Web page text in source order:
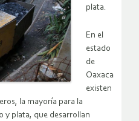
plata.
En el
estado
de
Oaxaca
existen
la mayoría para la
y plata, que desarrollan